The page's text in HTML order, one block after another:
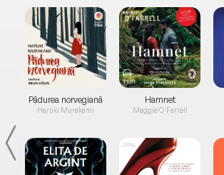
Pădurea norvegiană
Haruki Murakami
Hamnet
Maggie O'Farrell